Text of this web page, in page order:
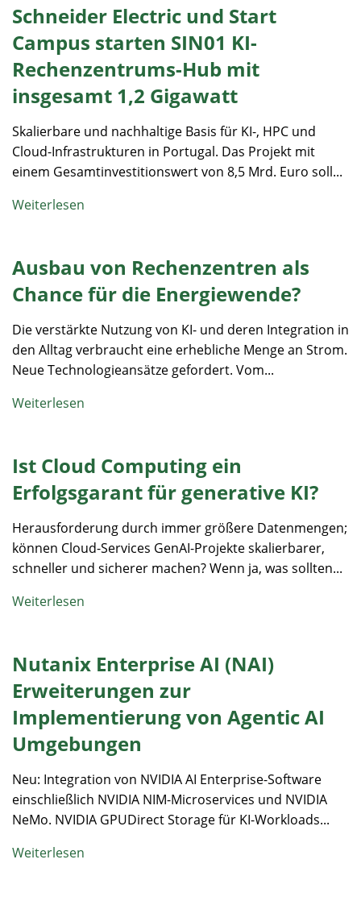
Schneider Electric und Start
Campus starten SIN01 KI-
Rechenzentrums-Hub mit
insgesamt 1,2 Gigawatt
Skalierbare und nachhaltige Basis für KI-, HPC und
Cloud-Infrastrukturen in Portugal. Das Projekt mit
einem Gesamtinvestitionswert von 8,5 Mrd. Euro soll...
Weiterlesen
Ausbau von Rechenzentren als
Chance für die Energiewende?
Die verstärkte Nutzung von KI- und deren Integration in
den Alltag verbraucht eine erhebliche Menge an Strom.
Neue Technologieansätze gefordert. Vom...
Weiterlesen
Ist Cloud Computing ein
Erfolgsgarant für generative KI?
Herausforderung durch immer größere Datenmengen;
können Cloud-Services GenAI-Projekte skalierbarer,
schneller und sicherer machen? Wenn ja, was sollten...
Weiterlesen
Nutanix Enterprise AI (NAI)
Erweiterungen zur
Implementierung von Agentic AI
Umgebungen
Neu: Integration von NVIDIA AI Enterprise-Software
einschließlich NVIDIA NIM-Microservices und NVIDIA
NeMo. NVIDIA GPUDirect Storage für KI-Workloads...
Weiterlesen